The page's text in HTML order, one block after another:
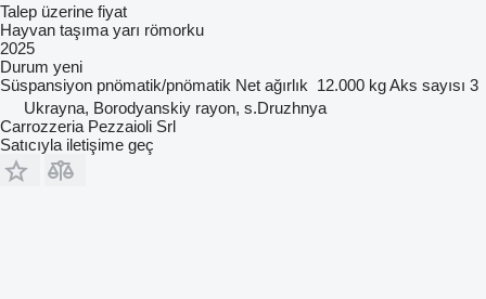
Talep üzerine fiyat
Hayvan taşıma yarı römorku
2025
Durum yeni
Süspansiyon pnömatik/pnömatik Net ağırlık 12.000 kgAks sayısı 3
Ukrayna, Borodyanskiy rayon, s.Druzhnya
Carrozzeria Pezzaioli Srl
Satıcıyla iletişime geç